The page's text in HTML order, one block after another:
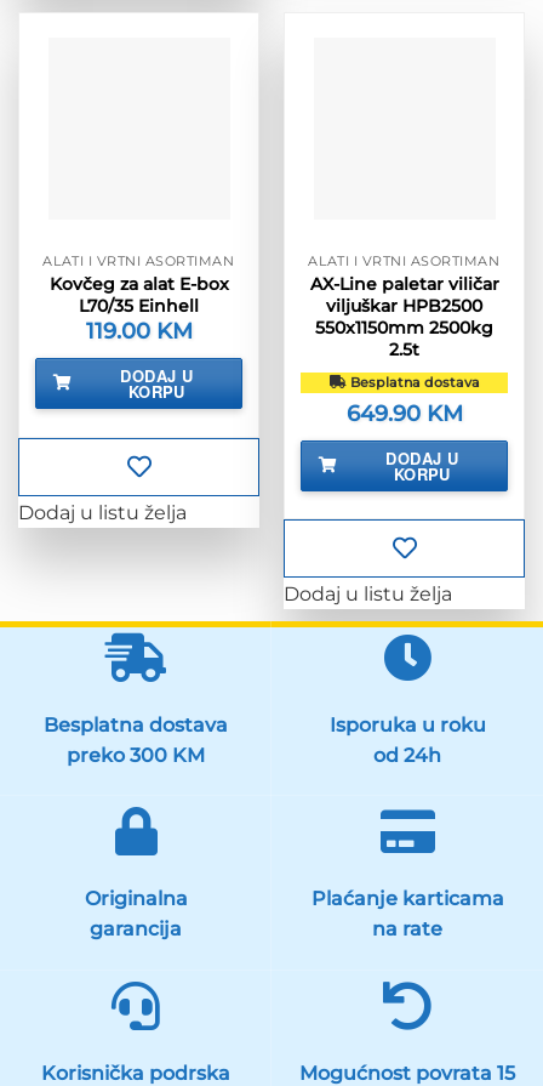
ALATI I VRTNI ASORTIMAN
Kovčeg za alat E-box
L70/35 Einhell
119.00 KM
DODAJ U
KORPU
Dodaj u listu želja
ALATI I VRTNI ASORTIMAN
AX-Line paletar viličar
viljuškar HPB2500
550x1150mm 2500kg
2.5t
Besplatna dostava
649.90 KM
DODAJ U
KORPU
Dodaj u listu želja
Besplatna dostava
preko 300 KM
Isporuka u roku
od 24h
Originalna
garancija
Plaćanje karticama
na rate
Korisnička podrska
Mogućnost povrata 15